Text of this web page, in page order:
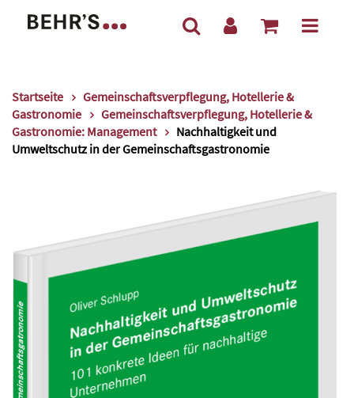
Startseite
Gemeinschaftsverpflegung, Hotellerie &
Gastronomie
Gemeinschaftsverpflegung, Hotellerie &
Gastronomie: Management
Nachhaltigkeit und
Umweltschutz in der Gemeinschaftsgastronomie